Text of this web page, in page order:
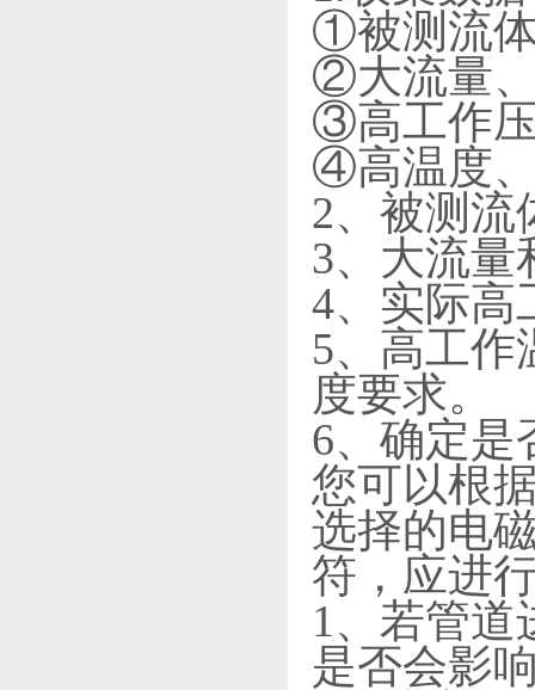
①被测流
②大流量
③高工作
④高温度
2、被测流
3、大流量
4、实际高
5、高工作
度要求。
6、确定是
您可以根
选择的电
符，应进
1、若管道
是否会影